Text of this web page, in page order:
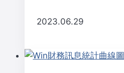
2023.06.29